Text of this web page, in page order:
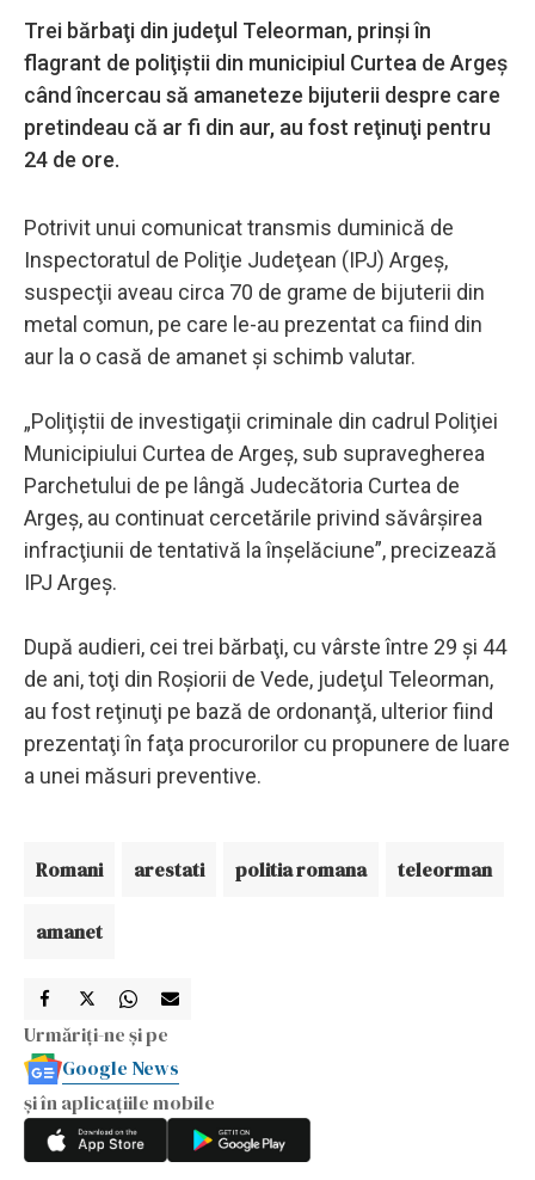
Trei bărbaţi din judeţul Teleorman, prinşi în
flagrant de poliţiştii din municipiul Curtea de Argeş
când încercau să amaneteze bijuterii despre care
pretindeau că ar fi din aur, au fost reţinuţi pentru
24 de ore.
Potrivit unui comunicat transmis duminică de
Inspectoratul de Poliţie Judeţean (IPJ) Argeş,
suspecţii aveau circa 70 de grame de bijuterii din
metal comun, pe care le-au prezentat ca fiind din
aur la o casă de amanet şi schimb valutar.
„Poliţiştii de investigaţii criminale din cadrul Poliţiei
Municipiului Curtea de Argeş, sub supravegherea
Parchetului de pe lângă Judecătoria Curtea de
Argeş, au continuat cercetările privind săvârşirea
infracţiunii de tentativă la înşelăciune”, precizează
IPJ Argeş.
După audieri, cei trei bărbaţi, cu vârste între 29 şi 44
de ani, toţi din Roşiorii de Vede, judeţul Teleorman,
au fost reţinuţi pe bază de ordonanţă, ulterior fiind
prezentaţi în faţa procurorilor cu propunere de luare
a unei măsuri preventive.
Romani arestati politia romana teleorman
amanet
Urmăriți-ne și pe
Google News
și în aplicațiile mobile